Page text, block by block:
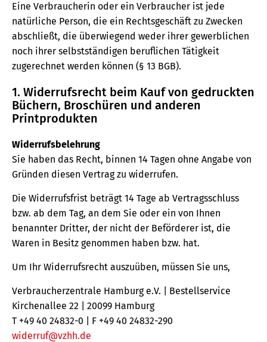
Eine Verbraucherin oder ein Verbraucher ist jede
natürliche Person, die ein Rechtsgeschäft zu Zwecken
abschließt, die überwiegend weder ihrer gewerblichen
noch ihrer selbstständigen beruflichen Tätigkeit
zugerechnet werden können (§ 13 BGB).
1. Widerrufsrecht beim Kauf von gedruckten
Büchern, Broschüren und anderen
Printprodukten
Widerrufsbelehrung
Sie haben das Recht, binnen 14 Tagen ohne Angabe von
Gründen diesen Vertrag zu widerrufen.
Die Widerrufsfrist beträgt 14 Tage ab Vertragsschluss
bzw. ab dem Tag, an dem Sie oder ein von Ihnen
benannter Dritter, der nicht der Beförderer ist, die
Waren in Besitz genommen haben bzw. hat.
Um Ihr Widerrufsrecht auszuüben, müssen Sie uns,
Verbraucherzentrale Hamburg e.V. | Bestellservice
Kirchenallee 22 | 20099 Hamburg
T +49 40 24832-0 | F +49 40 24832-290
widerruf@vzhh.de